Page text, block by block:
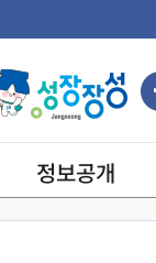
정보공개